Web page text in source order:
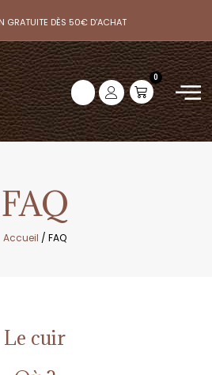
GRATUITE DÈS 50€ D’ACHAT
0
FAQ
Accueil / FAQ
Le cuir